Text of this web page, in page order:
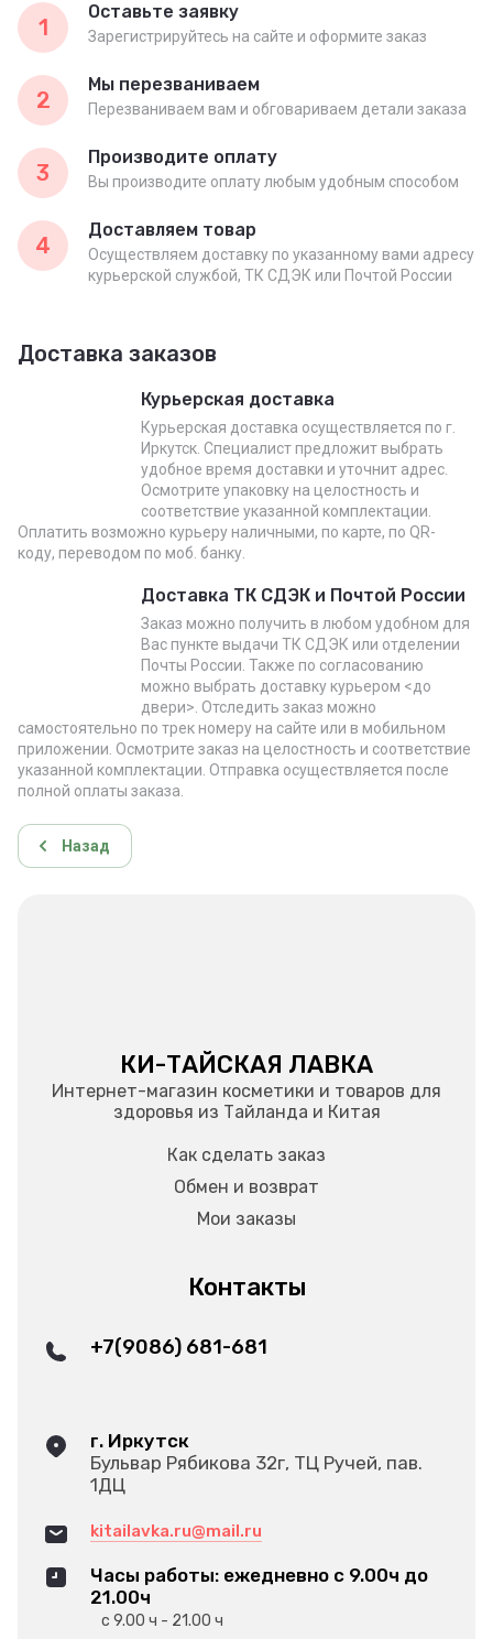
1
Оставьте заявку
Зарегистрируйтесь на сайте и оформите заказ
2
Мы перезваниваем
Перезваниваем вам и обговариваем детали заказа
3
Производите оплату
Вы производите оплату любым удобным способом
4
Доставляем товар
Осуществляем доставку по указанному вами адресу
курьерской службой, ТК СДЭК или Почтой России
Доставка заказов
Курьерская доставка
Курьерская доставка осуществляется по г.
Иркутск. Специалист предложит выбрать
удобное время доставки и уточнит адрес.
Осмотрите упаковку на целостность и
соответствие указанной комплектации.
Оплатить возможно курьеру наличными, по карте, по QR-
коду, переводом по моб. банку.
Доставка ТК СДЭК и Почтой России
Заказ можно получить в любом удобном для
Вас пункте выдачи ТК СДЭК или отделении
Почты России. Также по согласованию
можно выбрать доставку курьером <до
двери>. Отследить заказ можно
самостоятельно по трек номеру на сайте или в мобильном
приложении. Осмотрите заказ на целостность и соответствие
указанной комплектации. Отправка осуществляется после
полной оплаты заказа.
Назад
КИ-ТАЙСКАЯ ЛАВКА
Интернет-магазин косметики и товаров для
здоровья из Тайланда и Китая
Как сделать заказ
Обмен и возврат
Мои заказы
Контакты
+7(9086) 681-681
г. Иркутск
Бульвар Рябикова 32г, ТЦ Ручей, пав.
1ДЦ
kitailavka.ru@mail.ru
Часы работы: ежедневно с 9.00ч до
21.00ч
с 9.00 ч - 21.00 ч